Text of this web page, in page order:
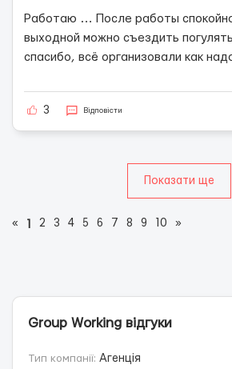
Работаю … После работы
выходной можно съездить
спасибо, всё организовали как
3 Відповісти
Показати ще
« 2 3 4 5 6 7 8 9 10 »
Group Working відгуки
Тип компанії: Агенція